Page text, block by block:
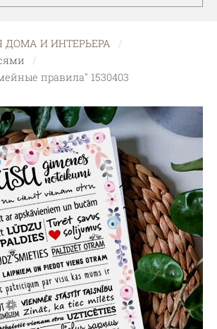
ДОМА И ИНТЕРЬЕРА
правила" 1530403